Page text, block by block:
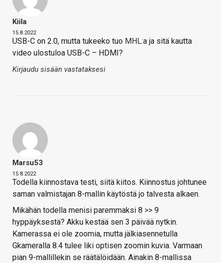
Kiila
15.8.2022
USB-C on 2.0, mutta tukeeko tuo MHL:a ja sitä kautta
video ulostuloa USB-C – HDMI?
Kirjaudu sisään vastataksesi
Marsu53
15.8.2022
Todella kiinnostava testi, siitä kiitos. Kiinnostus johtunee
saman valmistajan 8-mallin käytöstä jo talvesta alkaen.
Mikähän todella menisi paremmaksi 8 >> 9
hyppäyksestä? Akku kestää sen 3 päivää nytkin.
Kamerassa ei ole zoomia, mutta jälkiasennetulla
Gkameralla 8.4 tulee liki optisen zoomin kuvia. Varmaan
pian 9-mallillekin se räätälöidään. Ainakin 8-mallissa